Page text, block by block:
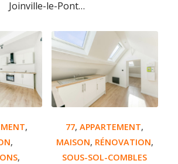
Joinville-le-Pont…
,
,
,
77,APPARTEMENT,
MAISON, RÉNOVATION,
SOUS-SOL-COMBLES